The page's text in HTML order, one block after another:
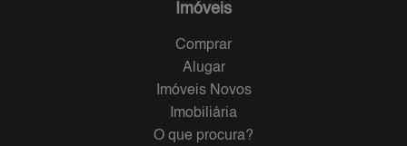
Imóveis
Comprar
Alugar
Imóveis Novos
Imobiliária
O que procura?